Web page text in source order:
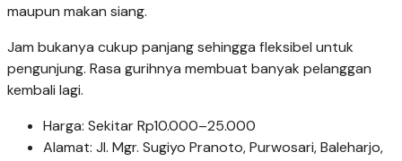
maupun makan siang.
Jam bukanya cukup panjang sehingga fleksibel untuk
pengunjung. Rasa gurihnya membuat banyak pelanggan
kembali lagi.
Harga: Sekitar Rp10.000–25.000
Alamat: Jl. Mgr. Sugiyo Pranoto, Purwosari, Baleharjo,